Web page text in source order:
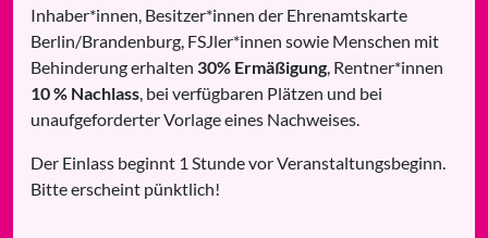
Inhaber*innen, Besitzer*innen der Ehrenamtskarte
Berlin/Brandenburg, FSJler*innen sowie Menschen mit
Behinderung erhalten 30% Ermäßigung, Rentner*innen
10 % Nachlass, bei verfügbaren Plätzen und bei
unaufgeforderter Vorlage eines Nachweises.
Der Einlass beginnt 1 Stunde vor Veranstaltungsbeginn.
Bitte erscheint pünktlich!